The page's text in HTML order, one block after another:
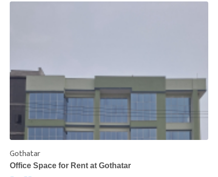
Gothatar
Office Space for Rent at Gothatar